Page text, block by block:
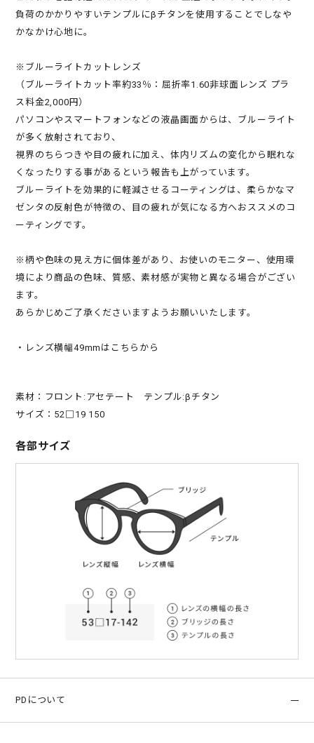
負荷のかかりやすいテンプルにβチタンを使用することでしなや
かなかけ心地に。
※ブルーライトカットレンズ
（ブルーライトカット率約33％：屈折率1.60非球面レンズ プラ
ス料金2,000円）
パソコンやスマートフォンなどの液晶画面からは、ブルーライト
が多く放射されており、
視界のちらつきや目の疲れに加え、体内リズムの変化から眠れな
くなったりする事があるという報告も上がっています。
ブルーライトを効果的に軽減させるコーティングは、柔らかなマ
ゼンタの反射色が特徴の、目の疲れが気になる方へおススメのコ
ーティングです。
※柄や色味の見え方に個体差があり、お使いのモニター、使用環
境により商品の色味、質感、素材感が実物と異なる場合がござい
ます。
あらかじめご了承くださいますようお願いいたします。
・レンズ横幅49mmはこちらから
素材：フロント:アセテート テンプル:βチタン
サイズ：52□19 150
各部サイズ
PDについて